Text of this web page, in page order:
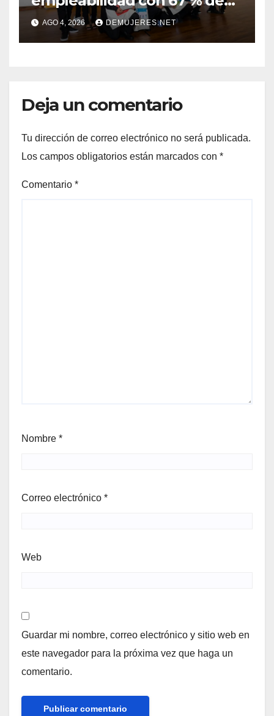
inserción laboral y mantiene
abierta su convocatoria
AGO 4, 2026 DEMUJERES.NET
Deja un comentario
Tu dirección de correo electrónico no será publicada.
Los campos obligatorios están marcados con *
Comentario *
Nombre *
Correo electrónico *
Web
Guardar mi nombre, correo electrónico y sitio web en
este navegador para la próxima vez que haga un
comentario.